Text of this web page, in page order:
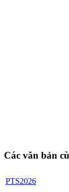
Các văn bản
PTS2026